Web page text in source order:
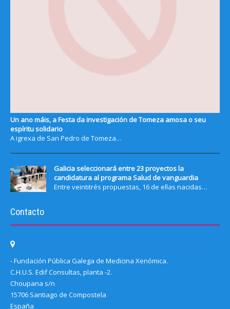
Un ano máis, a Festa da investigación de Tomeza amosa o seu
espíritu solidario
A igrexa de San Pedro de Tomeza…
Galicia seleccionará entre 23 proyectos la
candidatura al programa Salud de vanguardia
Entre veintitrés propuestas, 16 de ellas nacidas…
Contacto
- Fundación Pública Galega de Medicina Xenómica.
C.H.U.S. Edif Consultas, planta -2.
Choupana s/n
15706 Santiago de Compostela
España